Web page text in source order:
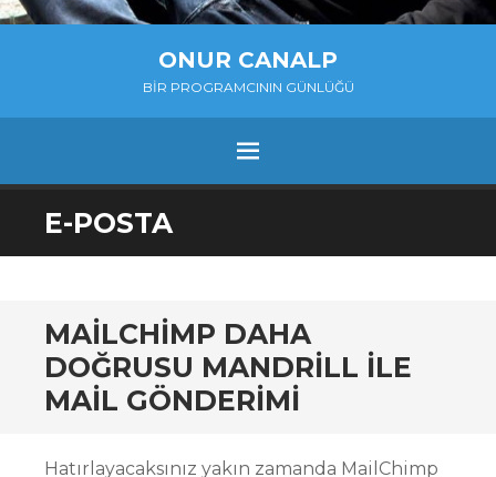
ONUR CANALP
BIR PROGRAMCININ GÜNLÜĞÜ
MENU
SKIP
TO
E-POSTA
MAILCHIMP DAHA
DOĞRUSU MANDRILL ILE
MAIL GÖNDERIMI
Hatırlayacaksınız yakın zamanda MailChimp